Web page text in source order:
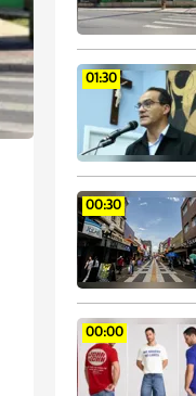
01:30
00:30
00:00